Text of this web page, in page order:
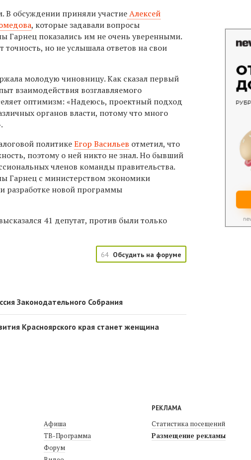
В обсуждении приняли участиеАлексей
, которые задавали вопросы
Гарнец показались им не очень уверенными.
но не услышала ответов на свои
молодую чиновницу. Как сказал первый
взаимодействия возглавляемого
оптимизм: «Надеюсь, проектный подход
органов власти, потому что много
политикеЕгор Васильев отметил, что
поэтому о ней никто не знал. Но бывший
членов команды правительства.
Гарнец с министерством экономики
разработке новой программы
41 депутат, против были только
64 Обсудить на форуме
Законодательного Собрания
Красноярского края станет женщина
Афиша
ТВ-Программа
Форум
РЕКЛАМА
Статистика посещений
Размещение рекламы